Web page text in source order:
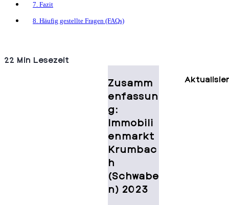
7. Fazit
8. Häufig gestellte Fragen (FAQs)
22 Min Lesezeit
Zusamm
enfassun
g:
Immobili
enmarkt
Krumbac
h
(Schwabe
n) 2023